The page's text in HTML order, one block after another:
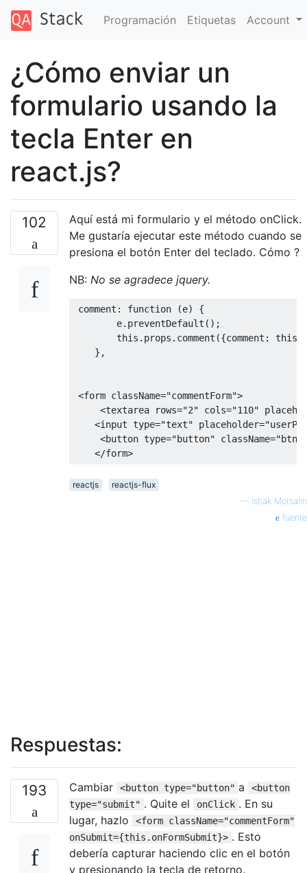
Programación Etiquetas Account
¿Cómo enviar un
formulario usando la
tecla Enter en
react.js?
102
Aquí está mi formulario y el método onClick.
Me gustaría ejecutar este método cuando se
presiona el botón Enter del teclado. Cómo ?
NB: No se agradece jquery.
comment : function (e)
{
        e
. preventDefault ();
this . props . comment ({comment : this
},
<form className="commentForm">
<textarea rows="2" cols="110"
<input type="text" placeholder=
<button type="button" className="btn
</form>
reactjs
reactjs-flux
— Istiak Morsalin
fuente
Respuestas:
193 Cambiar <button type="button" a
<button
type="submit" . Quite el onClick . En su
lugar, hazlo
<form className="commentForm"
onSubmit={this.onFormSubmit}> . Esto
debería capturar haciendo clic en el botón
y presionando la tecla de retorno.